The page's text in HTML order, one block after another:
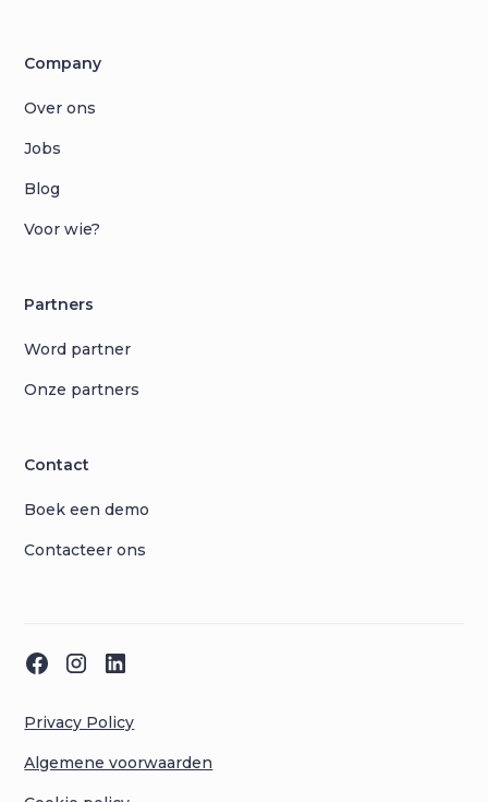
Company
Over ons
Jobs
Blog
Voor wie?
Partners
Word partner
Onze partners
Contact
Boek een demo
Contacteer ons
Privacy Policy
Algemene voorwaarden